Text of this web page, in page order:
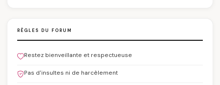
RÈGLES DU FORUM
Restez bienveillante et respectueuse
Pas d'insultes ni de harcèlement